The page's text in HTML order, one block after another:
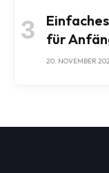
für
20. NOVEMBER